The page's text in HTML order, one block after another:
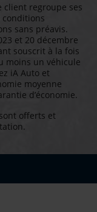
client regroupe ses
conditions
sans préavis.
et 20 décembre
souscrit à la fois
moins un véhicule
iA Auto et
moyenne
d’économie.
offerts et